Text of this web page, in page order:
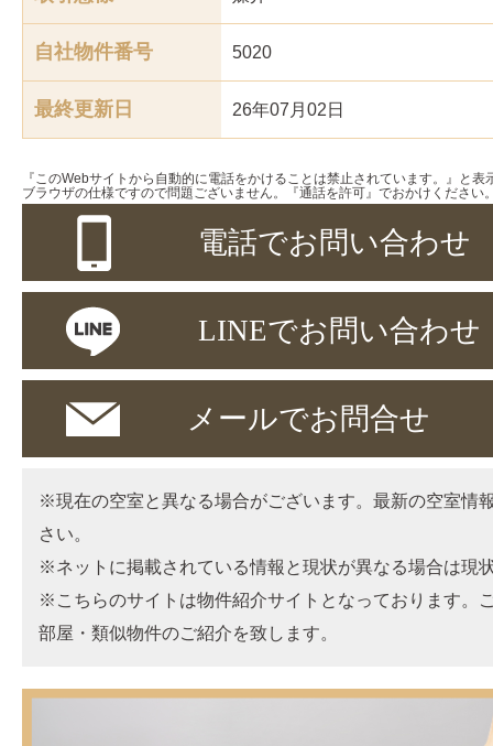
自社物件番号 5020
最終更新日 26年07月02日
『このWebサイトから自動的に電話をかけることは禁止されています。』と
ブラウザの仕様ですので問題ございません。『通話を許可』でおかけください
電話でお問い合わせ
LINEでお問い合わせ
メールでお問合せ
※現在の空室と異なる場合がございます。最新の空室情
さい。
※ネットに掲載されている情報と現状が異なる場合は現
※こちらのサイトは物件紹介サイトとなっております。
部屋・類似物件のご紹介を致します。